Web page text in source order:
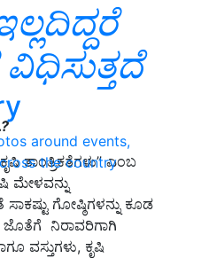
around events,
the country
ತಾಂತ್ರಿಕತೆಗಳು” ಎಂಬ
ಮೇಳವನ್ನು
ಗೋಷ್ಠಿಗಳನ್ನು ಕೂಡ
ನಿರಾವರಿಗಾಗಿ
ವಸ್ತುಗಳು, ಕೃಷಿ